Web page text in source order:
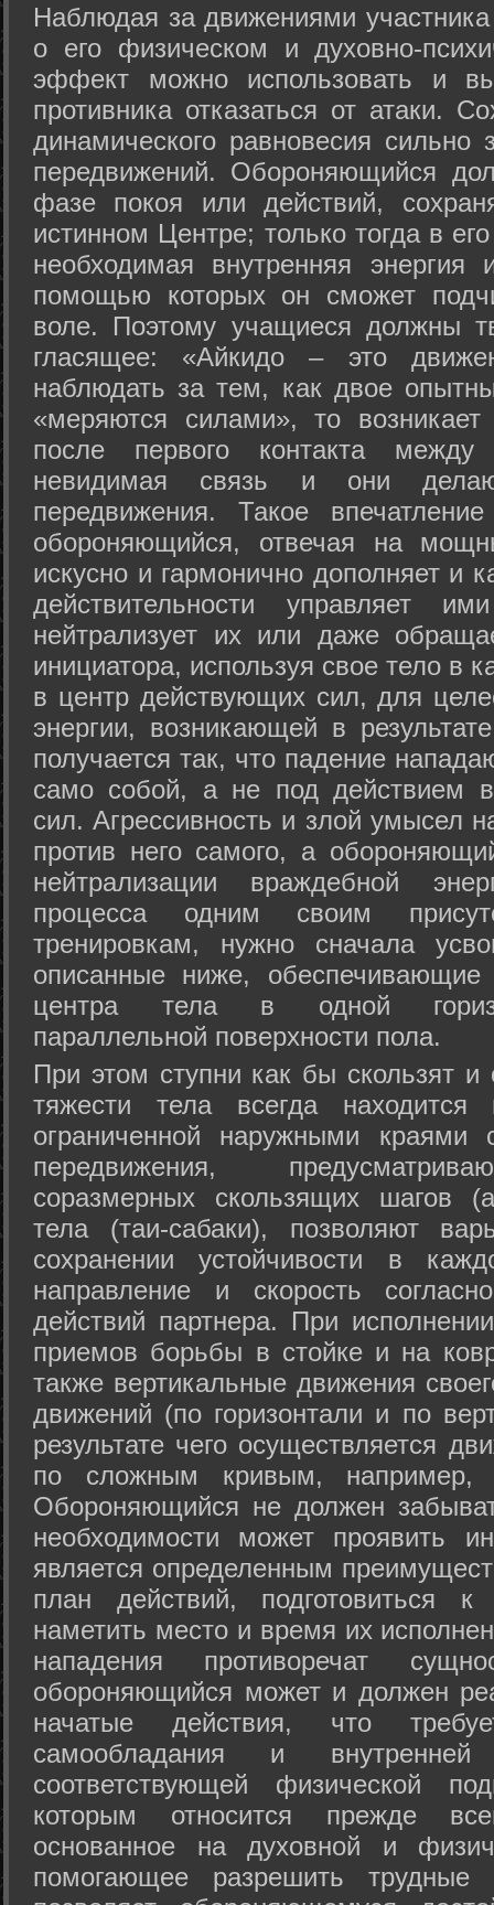
Hаблюдая за движениями
о его физическом и духовно-
эффект можно использовать и
противника отказаться от атаки.
динамического равновесия сильно
передвижений. Обороняющийся
фазе покоя или действий,
истинном Центре; только тогда в
необходимая внутренняя
помощью которых он сможет
воле. Поэтому учащиеся должны
гласящее: «Айкидо – это
наблюдать за тем, как двое
«меряются силами», то возникает
после первого контакта
невидимая связь и они
передвижения. Такое
обороняющийся, отвечая на
искусно и гармонично дополняет и
действительности управляет
нейтрализует их или даже
инициатора, используя свое тело в
в центр действующих сил, для
энергии, возникающей в
получается так, что падение
само собой, а не под действием
сил. Агрессивность и злой умысел
против него самого, а
нейтрализации враждебной
процесса одним своим
тренировкам, нужно сначала
описанные ниже, обеспечивающие
центра тела в одной
параллельной поверхности пола.
При этом ступни как бы скользят
тяжести тела всегда
ограниченной наружными краями
передвижения,
соразмерных скользящих шагов
тела (таи-сабаки), позволяют
сохранении устойчивости в
направление и скорость
действий партнера. При
приемов борьбы в стойке и на
также вертикальные движения
движений (по горизонтали и по
результате чего осуществляется
по сложным кривым, например,
Обороняющийся не должен
необходимости может проявить
является определенным
план действий, подготовиться
наметить место и время их
нападения противоречат
обороняющийся может и должен
начатые действия, что
самообладания и
соответствующей физической
которым относится прежде
основанное на духовной и
помогающее разрешить